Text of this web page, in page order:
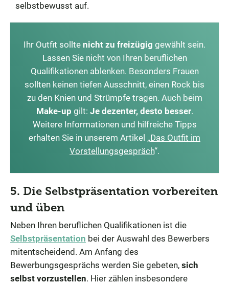
selbstbewusst auf.
Ihr Outfit sollte nicht zu freizügig gewählt sein.
Lassen Sie nicht von Ihren beruflichen
Qualifikationen ablenken. Besonders Frauen
sollten keinen tiefen Ausschnitt, einen Rock bis
zu den Knien und Strümpfe tragen. Auch beim
Make-up gilt: Je dezenter, desto besser.
Weitere Informationen und hilfreiche Tipps
erhalten Sie in unserem Artikel „Das Outfit im
Vorstellungsgespräch“.
5. Die Selbstpräsentation vorbereiten
und üben
Neben Ihren beruflichen Qualifikationen ist die
Selbstpräsentation bei der Auswahl des Bewerbers
mitentscheidend. Am Anfang des
Bewerbungsgesprächs werden Sie gebeten, sich
selbst vorzustellen. Hier zählen insbesondere